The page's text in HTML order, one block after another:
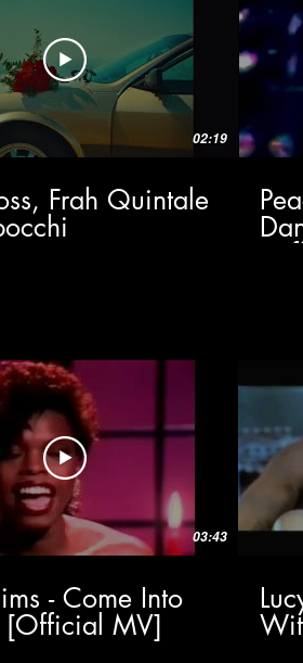
02:19
Frah Quintale
03:43
- Come Into
[Official MV]